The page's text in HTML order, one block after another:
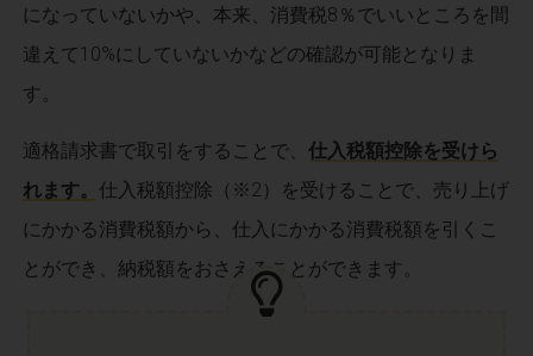
になっていないかや、本来、消費税8％でいいところを間
違えて10%にしていないかなどの確認が可能となりま
す。
適格請求書で取引をすることで、仕入税額控除を受けら
れます。仕入税額控除（※2）を受けることで、売り上げ
にかかる消費税額から、仕入にかかる消費税額を引くこ
とができ、納税額をおさえることができます。